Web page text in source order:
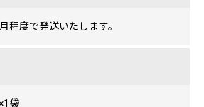
程度で発送いたします。
袋